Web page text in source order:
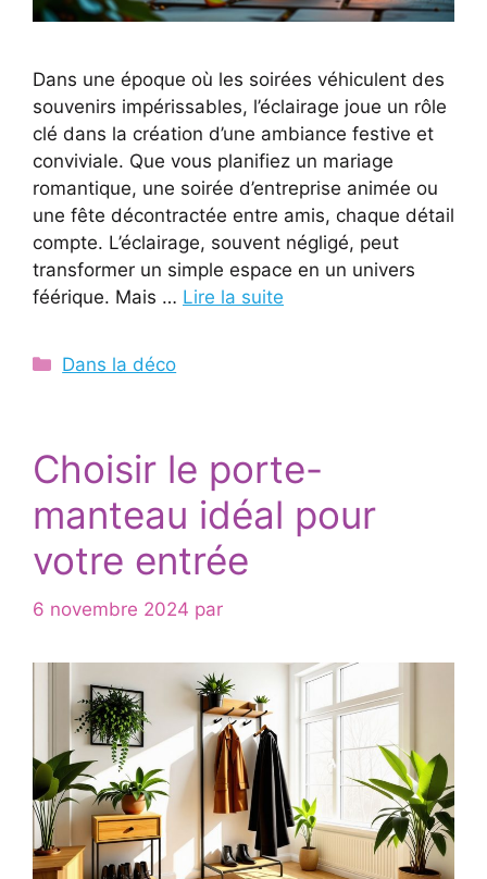
Dans une époque où les soirées véhiculent des
souvenirs impérissables, l’éclairage joue un rôle
clé dans la création d’une ambiance festive et
conviviale. Que vous planifiez un mariage
romantique, une soirée d’entreprise animée ou
une fête décontractée entre amis, chaque détail
compte. L’éclairage, souvent négligé, peut
transformer un simple espace en un univers
féérique. Mais … Lire la suite
Catégories
Dans la déco
Choisir le porte-
manteau idéal pour
votre entrée
6 novembre 2024 par